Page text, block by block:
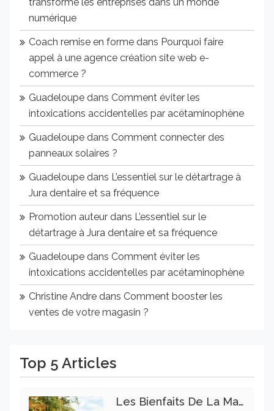
transforme les entreprises dans un monde
numérique
Coach remise en forme dans Pourquoi faire
appel à une agence création site web e-
commerce ?
Guadeloupe dans Comment éviter les
intoxications accidentelles par acétaminophène
Guadeloupe dans Comment connecter des
panneaux solaires ?
Guadeloupe dans L’essentiel sur le détartrage à
Jura dentaire et sa fréquence
Promotion auteur dans L’essentiel sur le
détartrage à Jura dentaire et sa fréquence
Guadeloupe dans Comment éviter les
intoxications accidentelles par acétaminophène
Christine Andre dans Comment booster les
ventes de votre magasin ?
Top 5 Articles
Les Bienfaits De La Marche Sur La Santé Physique Et Mentale